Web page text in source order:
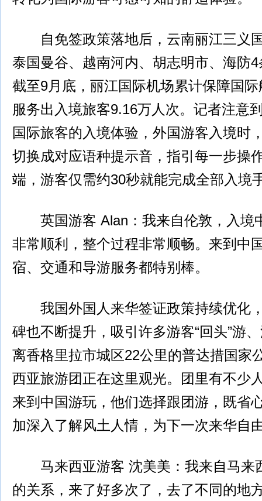
自免签政策落地后，云南丽江三义
泰国曼谷、越南河内、胡志明市、海防
截至9月底，丽江国际机场累计保障国
服务出入境旅客9.16万人次。记者注意
国际旅客的入境体验，外国游客入境时
切换成对应语种提示音，指引每一步操
端，游客仅需约30秒就能完成全部入境
英国游客 Alan：我来自伦敦，入境
非常顺利，整个过程非常顺畅。来到中
宿、交通和导游服务都特别棒。
我国外国人来华签证政策持续优化
碑也不断提升，吸引许多游客“回头”游
离香格里拉市城区22公里的普达措国家
西亚旅游团正在这里观光。团里有不少
来到中国游玩，他们选择跟团游，既省
加深入了解风土人情，为下一次来华自
马来西亚游客 沈美美：我来自马来
的关系，来了好多次了，去了不同的地